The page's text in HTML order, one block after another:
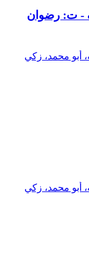
- ت: رضوان
أبو محمد، زكي
أبو محمد، زكي